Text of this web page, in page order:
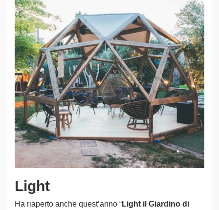
Light
Ha riaperto anche quest’anno “Light il Giardino di